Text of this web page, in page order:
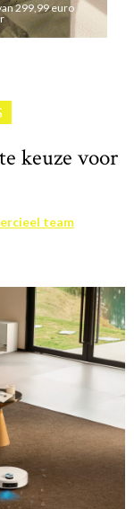
299,99 euro
keuze voor
team